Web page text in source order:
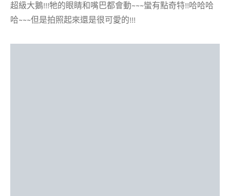
超級大鵝!!!牠的眼睛和嘴巴都會動~~~蠻有點奇特!!哈哈哈
哈~~~但是拍照起來還是很可愛的!!!